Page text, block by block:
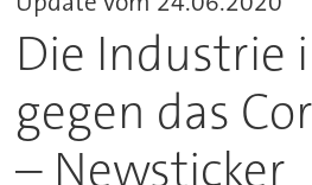
Die Industrie
gegen das
– Newsticker